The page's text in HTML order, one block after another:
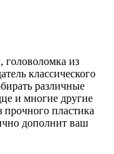
из
классического
различные
и многие другие
пластика
дополнит ваш